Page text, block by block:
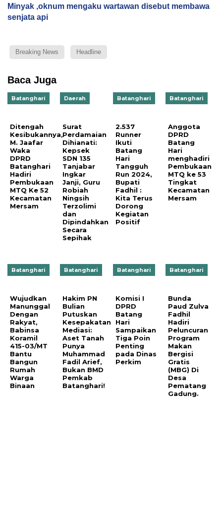
Minyak ,oknum mengaku wartawan disebut membawa
senjata api
Breaking News Headline
Baca Juga
Batanghari
Ditengah
Kesibukannya,
M. Jaafar
Waka
DPRD
Batanghari
Hadiri
Pembukaan
MTQ Ke 52
Kecamatan
Mersam
Daerah
Surat
Perdamaian
Dihianati:
Kepsek
SDN 135
Tanjabar
Ingkar
Janji, Guru
Robiah
Ningsih
Terzolimi
dan
Dipindahkan
Secara
Sepihak
Batanghari
2.537
Runner
Ikuti
Batang
Hari
Tangguh
Run 2024,
Bupati
Fadhil :
Kita Terus
Dorong
Kegiatan
Positif
Batanghari
Anggota
DPRD
Batang
Hari
menghadiri
Pembukaan
MTQ ke 53
Tingkat
Kecamatan
Mersam
Batanghari
Wujudkan
Manunggal
Dengan
Rakyat,
Babinsa
Koramil
415-03/MT
Bantu
Bangun
Rumah
Warga
Binaan
Batanghari
‎Hakim PN
Bulian
Putuskan
Kesepakatan
Mediasi:
Aset Tanah
Punya
Muhammad
Fadil Arief,
Bukan BMD
Pemkab
Batanghari!
Batanghari
Komisi I
DPRD
Batang
Hari
Sampaikan
Tiga Poin
Penting
pada Dinas
Perkim
Batanghari
Bunda
Paud Zulva
Fadhil
Hadiri
Peluncuran
Program
Makan
Bergisi
Gratis
(MBG) Di
Desa
Pematang
Gadung.